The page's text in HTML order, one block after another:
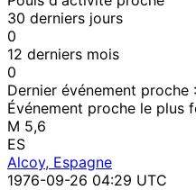
30 derniers jours
0
12 derniers mois
0
Dernier événement proche :
Événement proche le plus
M 5,6
ES
Alcoy, Espagne
1976-09-26 04:29 UTC